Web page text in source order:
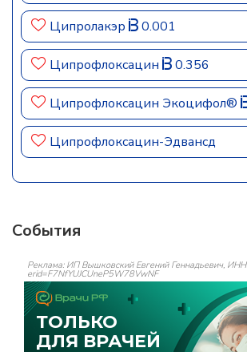
Ципролакэр 0.001
Ципрофлоксацин 0.356
Ципрофлоксацин Экоцифол®
Ципрофлоксацин-Эдвансд
События
Реклама: ИП Вышковский Евгений Геннадьевич,
erid=F7NfYUJCUneP5W78VwNF